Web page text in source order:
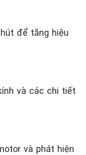
để tăng hiệu
và các chi tiết
và phát hiện